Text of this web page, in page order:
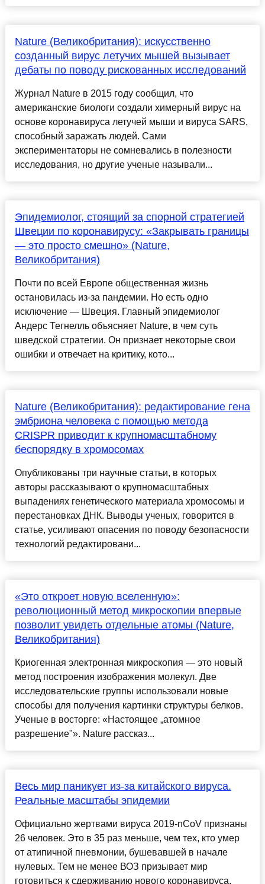
Nature (Великобритания): искусственно
созданный вирус летучих мышей вызывает
дебаты по поводу рискованных исследований
Журнал Nature в 2015 году сообщил, что
американские биологи создали химерный вирус на
основе коронавируса летучей мыши и вируса SARS,
способный заражать людей. Сами
экспериментаторы не сомневались в полезности
исследования, но другие ученые называли...
Эпидемиолог, стоящий за спорной стратегией
Швеции по коронавирусу: «Закрывать границы
— это просто смешно» (Nature,
Великобритания)
Почти по всей Европе общественная жизнь
остановилась из-за пандемии. Но есть одно
исключение — Швеция. Главный эпидемиолог
Андерс Тегнелль объясняет Nature, в чем суть
шведской стратегии. Он признает некоторые свои
ошибки и отвечает на критику, кото...
Nature (Великобритания): редактирование гена
эмбриона человека с помощью метода
CRISPR приводит к крупномасштабному
беспорядку в хромосомах
Опубликованы три научные статьи, в которых
авторы рассказывают о крупномасштабных
выпадениях генетического материала хромосомы и
перестановках ДНК. Выводы ученых, говорится в
статье, усиливают опасения по поводу безопасности
технологий редактировани...
«Это откроет новую вселенную»:
революционный метод микроскопии впервые
позволит увидеть отдельные атомы (Nature,
Великобритания)
Криогенная электронная микроскопия — это новый
метод построения изображения молекул. Две
исследовательские группы использовали новые
способы для получения картинки структуры белков.
Ученые в восторге: «Настоящее „атомное
разрешение"». Nature рассказ...
Весь мир паникует из-за китайского вируса.
Реальные масштабы эпидемии
Официально жертвами вируса 2019-nCoV признаны
26 человек. Это в 35 раз меньше, чем тех, кто умер
от атипичной пневмонии, бушевавшей в начале
нулевых. Тем не менее ВОЗ призывает мир
готовиться к сдерживанию нового коронавируса,